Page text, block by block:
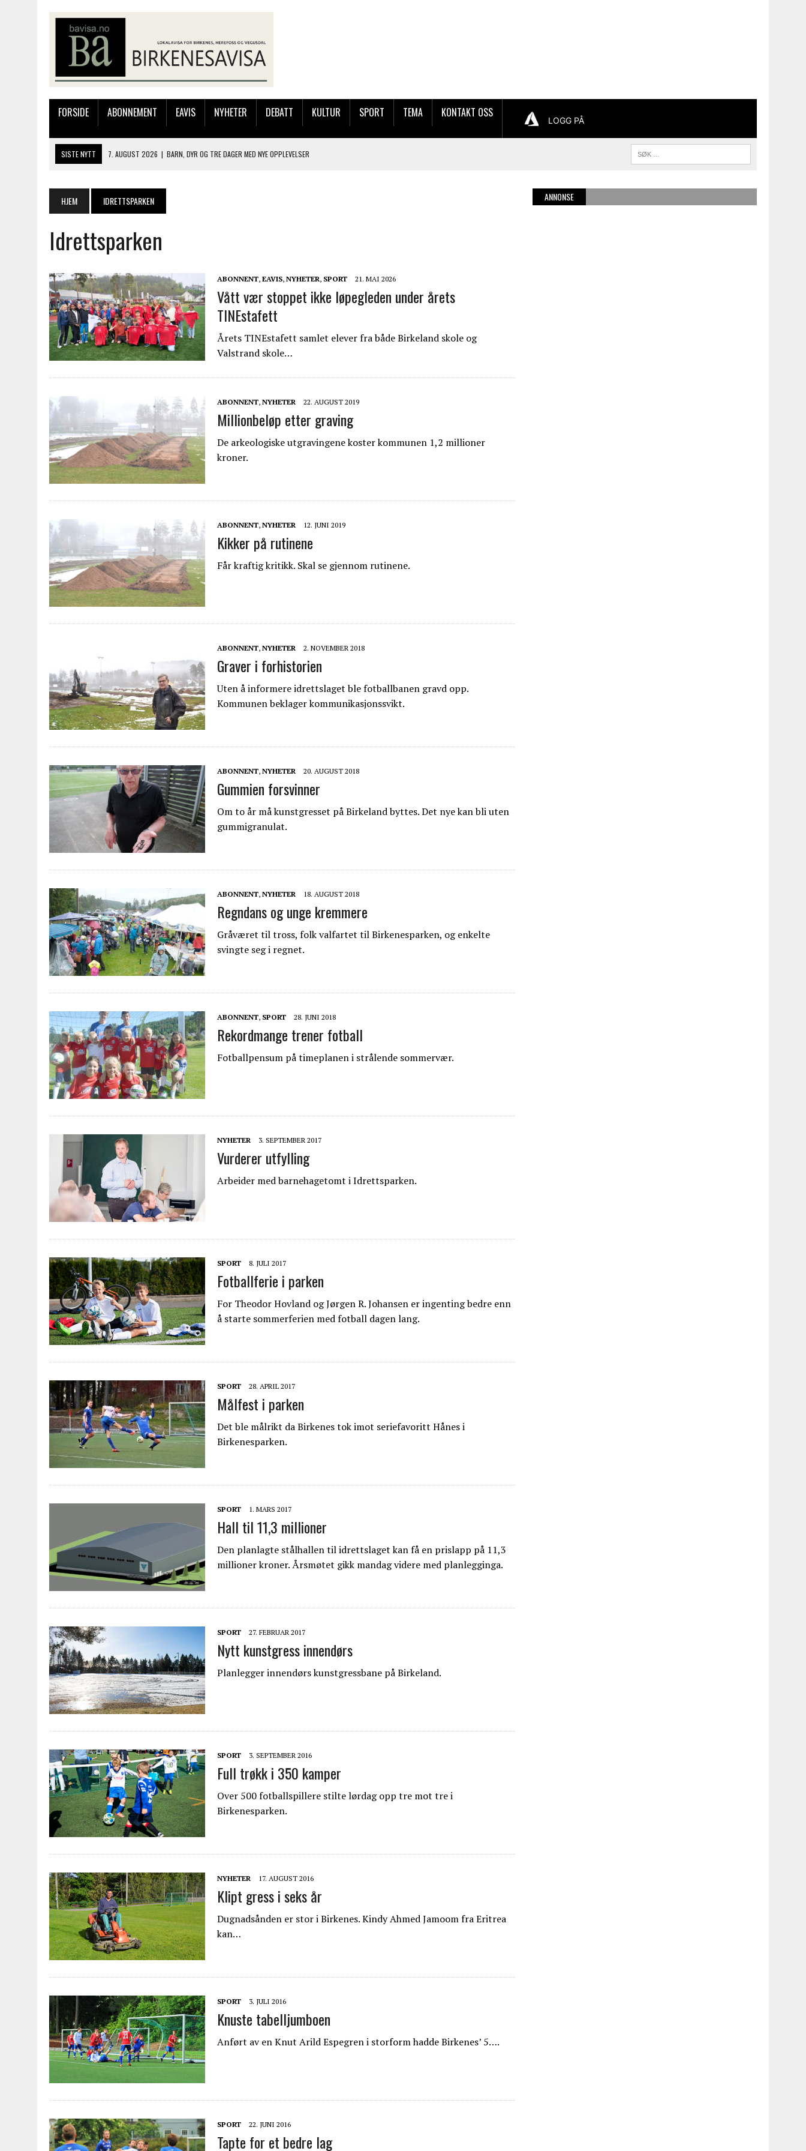
FORSIDE ABONNEMENT EAVIS NYHETER DEBATT KULTUR SPORT TEMA KONTAKT OSS
LOGG PÅ
SISTE NYTT 7. AUGUST 2026 | BARN, DYR OG TRE DAGER MED NYE OPPLEVELSER
6. AUGUST 2026 | BYGGING AV FLATBUNNINGER PÅ MUSEET
7. AUGUST 2026
FLYTTER PRODUKSJONEN TIL OSLO: FLERE MISTER JOBBEN VED SYNKRON MEDIA
HJEM IDRETTSPARKEN
Idrettsparken
ABONNENT, EAVIS, NYHETER, SPORT 21. MAI 2026
Vått vær stoppet ikke løpegleden under årets
TINEstafett
Årets TINEstafett samlet elever fra både Birkeland skole og
Valstrand skole…
ABONNENT, NYHETER 22. AUGUST 2019
Millionbeløp etter graving
De arkeologiske utgravingene koster kommunen 1,2 millioner
kroner.
ABONNENT, NYHETER 12. JUNI 2019
Kikker på rutinene
Får kraftig kritikk. Skal se gjennom rutinene.
ABONNENT, NYHETER 2. NOVEMBER 2018
Graver i forhistorien
Uten å informere idrettslaget ble fotballbanen gravd opp.
Kommunen beklager kommunikasjonssvikt.
ABONNENT, NYHETER 20. AUGUST 2018
Gummien forsvinner
Om to år må kunstgresset på Birkeland byttes. Det nye kan bli uten
gummigranulat.
ABONNENT, NYHETER 18. AUGUST 2018
Regndans og unge kremmere
Gråværet til tross, folk valfartet til Birkenesparken, og enkelte
svingte seg i regnet.
ABONNENT, SPORT 28. JUNI 2018
Rekordmange trener fotball
Fotballpensum på timeplanen i strålende sommervær.
NYHETER 3. SEPTEMBER 2017
Vurderer utfylling
Arbeider med barnehagetomt i Idrettsparken.
SPORT 8. JULI 2017
Fotballferie i parken
For Theodor Hovland og Jørgen R. Johansen er ingenting bedre enn
å starte sommerferien med fotball dagen lang.
SPORT 28. APRIL 2017
Målfest i parken
Det ble målrikt da Birkenes tok imot seriefavoritt Hånes i
Birkenesparken.
SPORT 1. MARS 2017
Hall til 11,3 millioner
Den planlagte stålhallen til idrettslaget kan få en prislapp på 11,3
millioner kroner. Årsmøtet gikk mandag videre med planlegginga.
SPORT 27. FEBRUAR 2017
Nytt kunstgress innendørs
Planlegger innendørs kunstgressbane på Birkeland.
SPORT 3. SEPTEMBER 2016
Full trøkk i 350 kamper
Over 500 fotballspillere stilte lørdag opp tre mot tre i
Birkenesparken.
NYHETER 17. AUGUST 2016
Klipt gress i seks år
Dugnadsånden er stor i Birkenes. Kindy Ahmed Jamoom fra Eritrea
kan…
SPORT 3. JULI 2016
Knuste tabelljumboen
Anført av en Knut Arild Espegren i storform hadde Birkenes’ 5….
SPORT 22. JUNI 2016
Tapte for et bedre lag
ANNONSE